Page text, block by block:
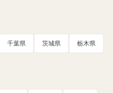
千葉県 茨城県 栃木県